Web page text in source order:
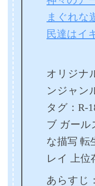
まぐれな
民達はイ
オリジナ
ンジャン
タグ：R-
ブ ガール
な描写 転
レイ 上位
あらすじ：